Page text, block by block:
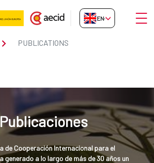
EN-GB
PUBLICATIONS
Publicaciones
de Cooperación Internacional para el
generado a lo largo de más de 30 años un